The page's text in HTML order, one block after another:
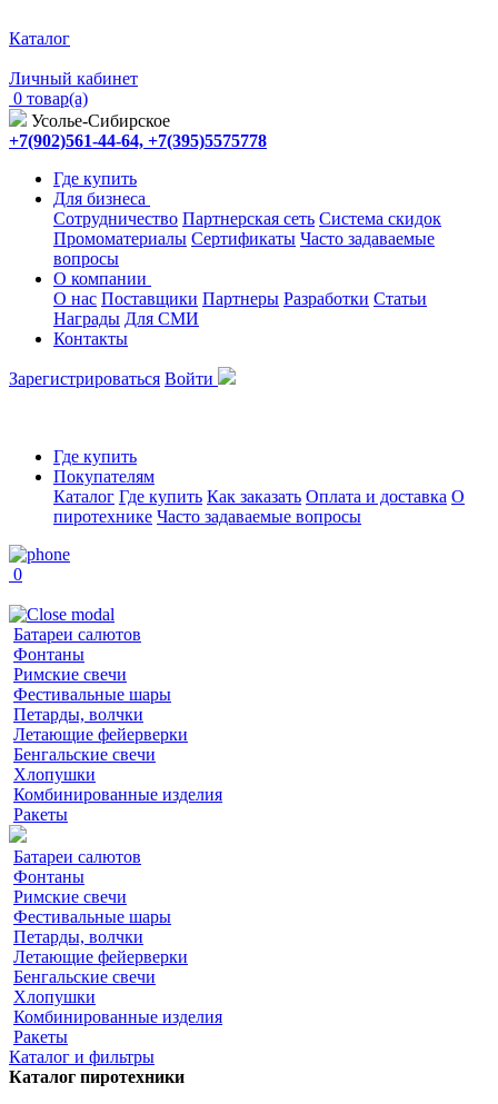
Каталог
Личный кабинет
0 товар(а)
Усолье-Сибирское
+7(902)561-44-64, +7(395)5575778
Где купить
Для бизнеса
Сотрудничество Партнерская сеть Система скидок
Промоматериалы Сертификаты Часто задаваемые
вопросы
О компании
О нас Поставщики Партнеры Разработки Статьи
Награды Для СМИ
Контакты
Зарегистрироваться Войти
Где купить
Покупателям
Каталог Где купить Как заказать Оплата и доставка О
пиротехнике Часто задаваемые вопросы
0
Батареи салютов
Фонтаны
Римские свечи
Фестивальные шары
Петарды, волчки
Летающие фейерверки
Бенгальские свечи
Хлопушки
Комбинированные изделия
Ракеты
Батареи салютов
Фонтаны
Римские свечи
Фестивальные шары
Петарды, волчки
Летающие фейерверки
Бенгальские свечи
Хлопушки
Комбинированные изделия
Ракеты
Каталог и фильтры
Каталог пиротехники